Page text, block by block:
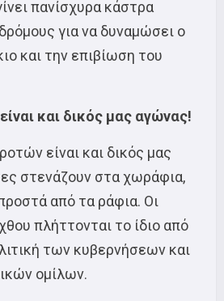
πανίσχυρα κάστρα
για να δυναμώσει ο
και την επιβίωση του
και δικός μας αγώνας!
είναι και δικός μας
στενάζουν στα χωράφια,
από τα ράφια. Οι
πλήττονται το ίδιο από
των κυβερνήσεων και
ομίλων.